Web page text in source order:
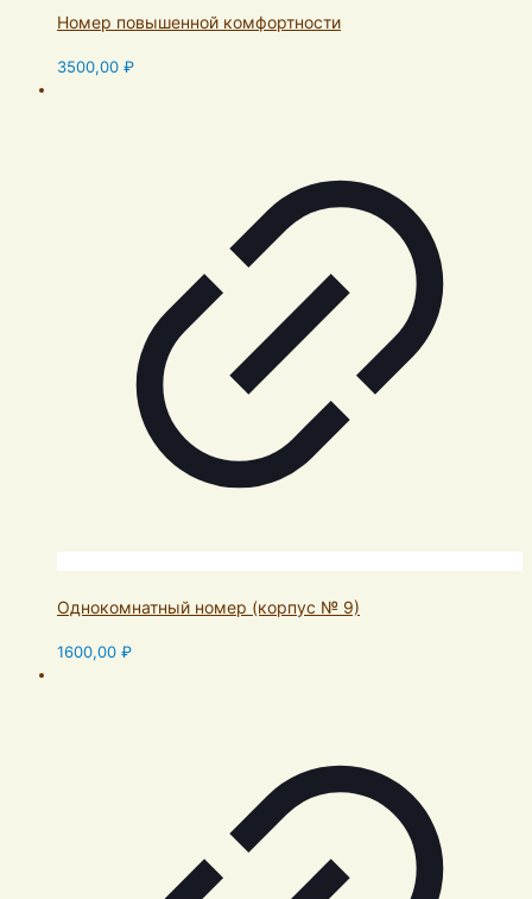
Номер повышенной комфортности
3500,00 ₽
Однокомнатный номер (корпус № 9)
1600,00 ₽